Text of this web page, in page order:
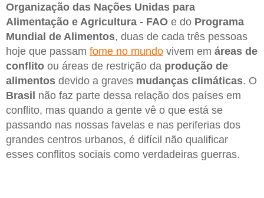
Organização das Nações Unidas para
Alimentação e Agricultura - FAO e do Programa
Mundial de Alimentos, duas de cada três pessoas
hoje que passam fome no mundo vivem em áreas de
conflito ou áreas de restrição da produção de
alimentos devido a graves mudanças climáticas. O
Brasil não faz parte dessa relação dos países em
conflito, mas quando a gente vê o que está se
passando nas nossas favelas e nas periferias dos
grandes centros urbanos, é difícil não qualificar
esses conflitos sociais como verdadeiras guerras.